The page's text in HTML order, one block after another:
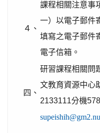
４、
課程相關注意事
一）以電子郵件
填寫之電子郵件
電子信箱。
四、
研習課程相關問
文教育資源中心
2133111分機